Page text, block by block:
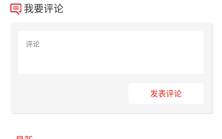
我要评论
发表评论